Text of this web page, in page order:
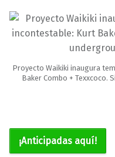
1
7
a
s
Proyecto Waikiki inaugura
Baker Combo + Texxcoco.
¡Anticipadas aquí!